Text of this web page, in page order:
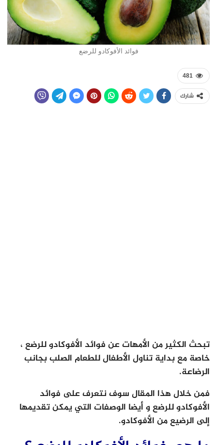
فوائد الأفوكادو للرضع
481
شارك
تبحث الكثير من الأمهات عن فوائد الأفوكادو للرضع ،
خاصة مع بداية تناول الأطفال للطعام الصلب بجانب
الرضاعة.
فمن خلال هذا المقال سوف نتعرف على فوائد
الأفوكادو للرضع و أيضا الوصفات التي يمكن تقديمها
إلى الرضيع من الأفوكادو.